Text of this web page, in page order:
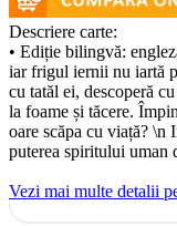
Descriere carte:
• Ediție bilingvă:
iar frigul iernii nu iartă
cu tatăl ei, descoperă
la foame și tăcere.
oare scăpa cu viață? \n
puterea spiritului uman
Vezi mai multe detalii